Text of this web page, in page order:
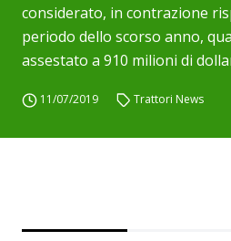
considerato, in contrazione
periodo dello scorso anno,
assestato a 910 milioni di
11/07/2019 Trattori News